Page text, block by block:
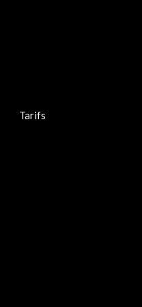
Tarifs